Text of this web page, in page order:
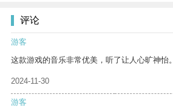
评论
游客
这款游戏的音乐非常优美，听了让人心旷神怡。
2024-11-30
游客